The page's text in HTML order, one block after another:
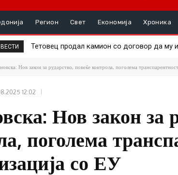
Регион Свет Економија Хроника
Тетовец продал камион со договор да му
Млад Македонец со тешка повреда го
Нов закон за рударство, повеќе контрола, поголема
12:02
Нов закон за
поголема
со ЕУ